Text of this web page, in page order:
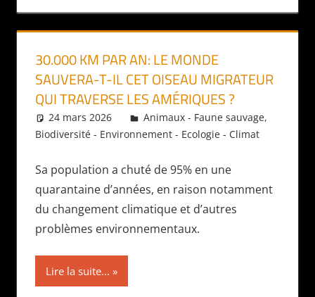
30.000 KM PAR AN: LE MONDE
SAUVERA-T-IL CET OISEAU MIGRATEUR
QUI TRAVERSE LES AMÉRIQUES ?
24 mars 2026 Daniel
Animaux - Faune sauvage,
Biodiversité - Environnement - Ecologie - Climat
Sa population a chuté de 95% en une
quarantaine d’années, en raison notamment
du changement climatique et d’autres
problèmes environnementaux.
Lire la suite...